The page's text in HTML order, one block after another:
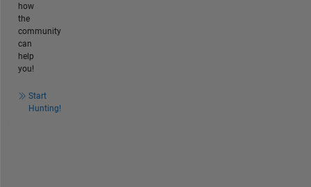
how
the
community
can
help
you!
Start
Hunting!